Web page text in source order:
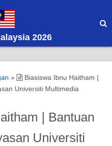
2026
»
Biasiswa Ibnu Haitham |
Universiti Multimedia
| Bantuan
Universiti